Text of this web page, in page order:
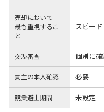
売却において
最も重視するこ
と
スピード
交渉審査 個別に
買主の本人確認 必要
競業避止期間 未設定